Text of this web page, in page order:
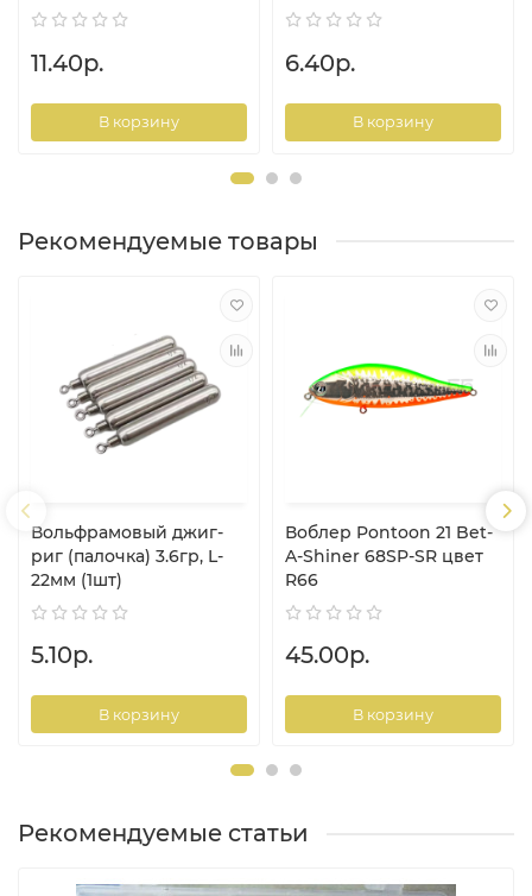
11.40р.
В корзину
6.40р.
В корзину
Рекомендуемые товары
Вольфрамовый джиг-
риг (палочка) 3.6гр, L-
22мм (1шт)
5.10р.
В корзину
Воблер Pontoon 21 Bet-
A-Shiner 68SP-SR цвет
R66
45.00р.
В корзину
Рекомендуемые статьи